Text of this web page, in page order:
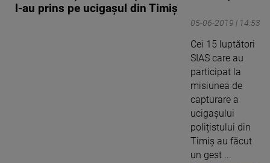
l-au prins pe ucigașul din Timiș
05-06-2019 | 14:53
Cei 15 luptători
SIAS care au
participat la
misiunea de
capturare a
ucigașului
polițistului din
Timiș au făcut
un gest ...